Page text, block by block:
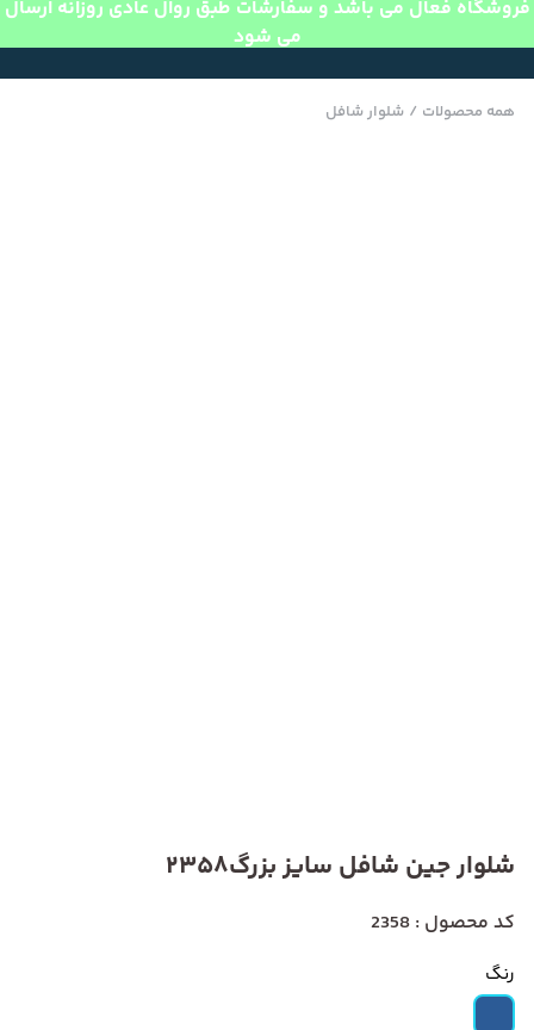
فروشگاه فعال می باشد و سفارشات طبق روال عادی روزانه ارسال
می شود
همه محصولات / شلوار شافل
شلوار جین شافل سایز بزرگ2358
کد محصول : 2358
رنگ